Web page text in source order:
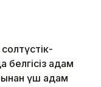
адам
үш адам